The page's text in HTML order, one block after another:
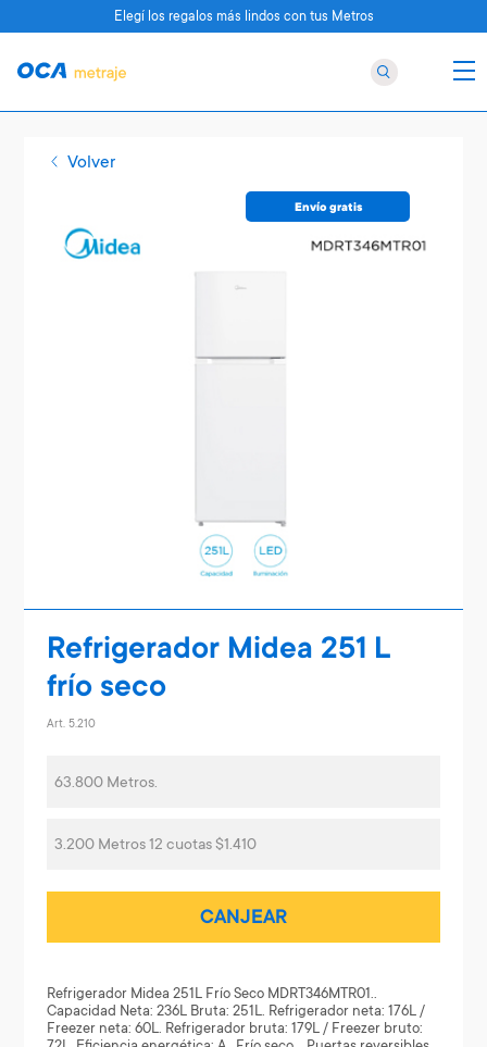
Volver
Envío gratis
Refrigerador Midea 251 L
frío seco
Art. 5.210
63.800 Metros.
3.200 Metros 12 cuotas $1.410
CANJEAR
Refrigerador Midea 251L Frío Seco MDRT346MTR01..
Capacidad Neta: 236L Bruta: 251L. Refrigerador neta: 176L /
Freezer neta: 60L. Refrigerador bruta: 179L / Freezer bruto:
Elegí los regalos más lindos con tus Metros